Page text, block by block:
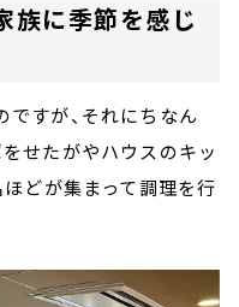
族に季節を感じ
すが、それにちなん
せたがやハウスのキッ
どが集まって調理を行